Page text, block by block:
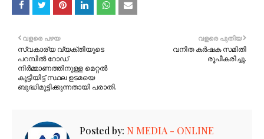
വളരെ പുതിയ
വനിത കർഷക സമിതി
രൂപീകരിച്ചു.
വളരെ പഴയ
സ്വകാര്യ വ്യക്തിയുടെ
പറമ്പിൽ റോഡ്
നിർമ്മാണത്തിനുള്ള മെറ്റൽ
കൂട്ടിയിട്ട് സ്ഥല ഉടമയെ
ബുദ്ധിമുട്ടിക്കുന്നതായി പരാതി.
Posted by: N MEDIA - ONLINE